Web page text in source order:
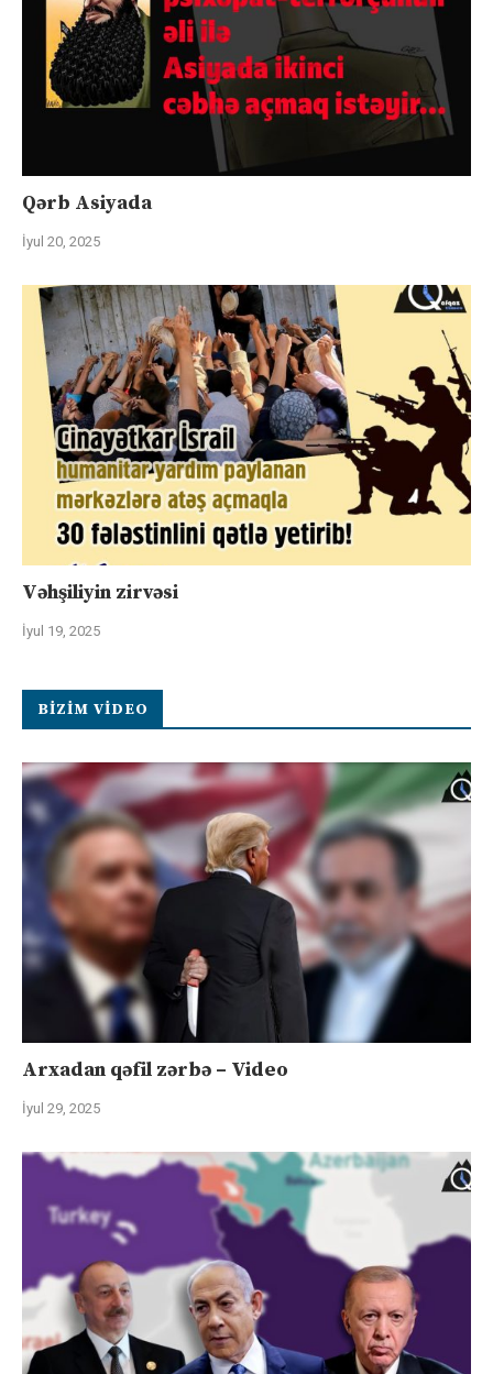
Qərb Asiyada
İyul 20, 2025
Vəhşiliyin zirvəsi
İyul 19, 2025
BIZIM VIDEO
Arxadan qəfil zərbə – Video
İyul 29, 2025